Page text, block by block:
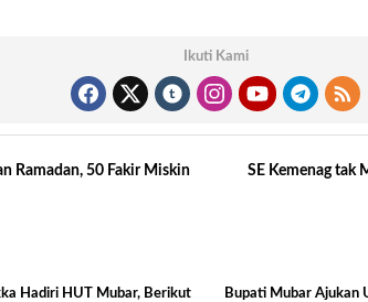
Ikuti Kami
Ramadan, 50 Fakir Miskin
SE Kemenag tak
Hadiri HUT Mubar, Berikut
Bupati Mubar Ajukan